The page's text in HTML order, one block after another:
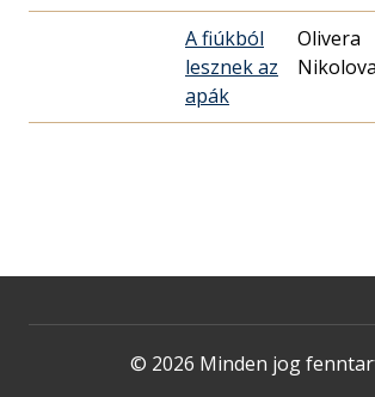
A fiúkból
lesznek az
apák
Olivera
Nikolova
© 2026 Minden jog